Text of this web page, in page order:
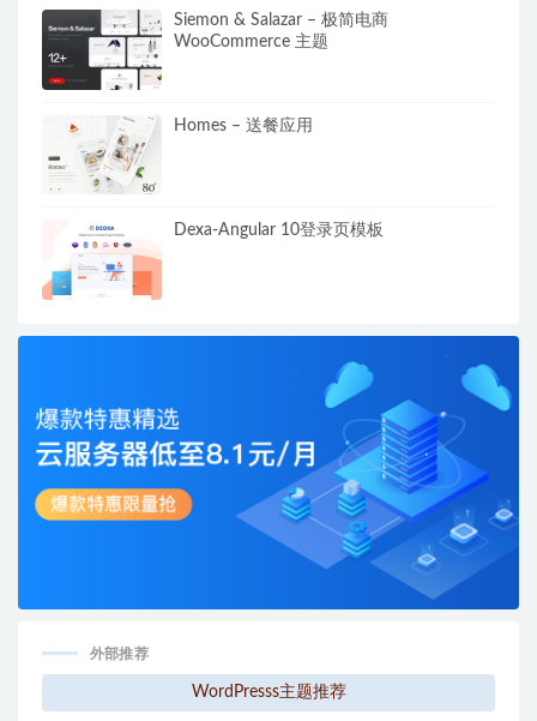
Siemon & Salazar – 极简电商
WooCommerce 主题
Homes – 送餐应用
Dexa-Angular 10登录页模板
外部推荐
WordPresss主题推荐